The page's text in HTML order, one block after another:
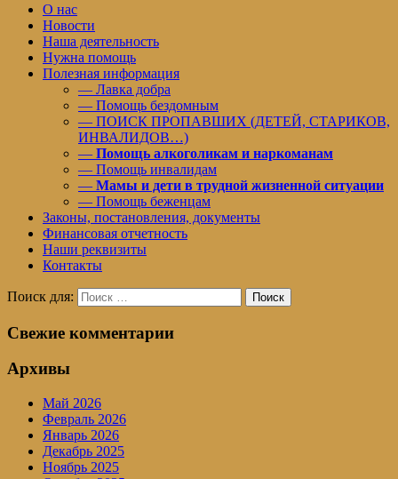
О нас
Новости
Наша деятельность
Нужна помощь
Полезная информация
— Лавка добра
— Помощь бездомным
— ПОИСК ПРОПАВШИХ (ДЕТЕЙ, СТАРИКОВ,
ИНВАЛИДОВ…)
— Помощь алкоголикам и наркоманам
— Помощь инвалидам
— Мамы и дети в трудной жизненной ситуации
— Помощь беженцам
Законы, постановления, документы
Финансовая отчетность
Наши реквизиты
Контакты
Поиск для: Поиск
Свежие комментарии
Архивы
Май 2026
Февраль 2026
Январь 2026
Декабрь 2025
Ноябрь 2025